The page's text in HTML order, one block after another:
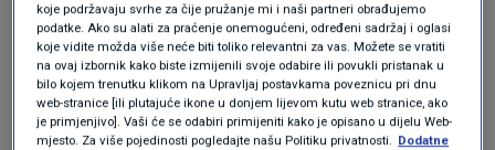
koje podržavaju svrhe za čije pružanje mi i naši partneri obrađujemo
podatke. Ako su alati za praćenje onemogućeni, određeni sadržaj i oglasi
koje vidite možda više neće biti toliko relevantni za vas. Možete se vratiti
na ovaj izbornik kako biste izmijenili svoje odabire ili povukli pristanak u
bilo kojem trenutku klikom na Upravljaj postavkama poveznicu pri dnu
web-stranice [ili plutajuće ikone u donjem lijevom kutu web stranice, ako
je primjenjivo]. Vaši će se odabiri primijeniti kako je opisano u dijelu Web-
mjesto. Za više pojedinosti pogledajte našu Politiku privatnosti. Dodatne